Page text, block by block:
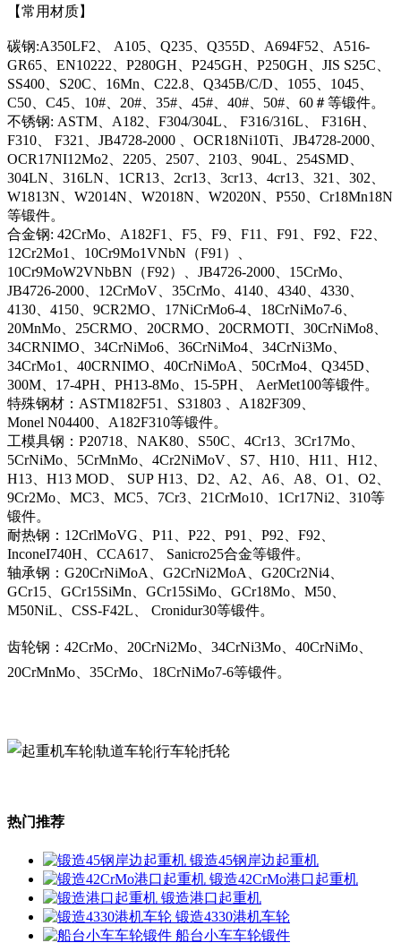
【常用材质】
碳钢:A350LF2、 A105、Q235、Q355D、A694F52、A516-
GR65、EN10222、P280GH、P245GH、P250GH、JIS S25C、
SS400、S20C、16Mn、C22.8、Q345B/C/D、1055、1045、
C50、C45、10#、20#、35#、45#、40#、50#、60＃等锻件。
不锈钢: ASTM、A182、F304/304L、 F316/316L、 F316H、
F310、 F321、JB4728-2000 、OCR18Ni10Ti、JB4728-2000、
OCR17NI12Mo2、2205、2507、2103、904L、254SMD、
304LN、316LN、1CR13、2cr13、3cr13、4cr13、321、302、
W1813N、W2014N、W2018N、W2020N、P550、Cr18Mn18N
等锻件。
合金钢: 42CrMo、A182F1、F5、F9、F11、F91、F92、F22、
12Cr2Mo1、10Cr9Mo1VNbN（F91）、
10Cr9MoW2VNbBN（F92）、JB4726-2000、15CrMo、
JB4726-2000、12CrMoV、35CrMo、4140、4340、4330、
4130、4150、9CR2MO、17NiCrMo6-4、18CrNiMo7-6、
20MnMo、25CRMO、20CRMO、20CRMOTI、30CrNiMo8、
34CRNIMO、34CrNiMo6、36CrNiMo4、34CrNi3Mo、
34CrMo1、40CRNIMO、40CrNiMoA、50CrMo4、Q345D、
300M、17-4PH、PH13-8Mo、15-5PH、 AerMet100等锻件。
特殊钢材：ASTM182F51、S31803 、A182F309、
Monel N04400、A182F310等锻件。
工模具钢：P20718、NAK80、S50C、4Cr13、3Cr17Mo、
5CrNiMo、5CrMnMo、4Cr2NiMoV、S7、H10、H11、H12、
H13、H13 MOD、 SUP H13、D2、A2、A6、A8、O1、O2、
9Cr2Mo、MC3、MC5、7Cr3、21CrMo10、1Cr17Ni2、310等
锻件。
耐热钢：12CrlMoVG、P11、P22、P91、P92、F92、
InconeI740H、CCA617、 Sanicro25合金等锻件。
轴承钢：G20CrNiMoA、G2CrNi2MoA、G20Cr2Ni4、
GCr15、GCr15SiMn、GCr15SiMo、GCr18Mo、M50、
M50NiL、CSS-F42L、 Cronidur30等锻件。
齿轮钢：42CrMo、20CrNi2Mo、34CrNi3Mo、40CrNiMo、
20CrMnMo、35CrMo、18CrNiMo7-6等锻件。
热门推荐
锻造45钢岸边起重机
锻造42CrMo港口起重机
锻造港口起重机
锻造4330港机车轮
船台小车车轮锻件